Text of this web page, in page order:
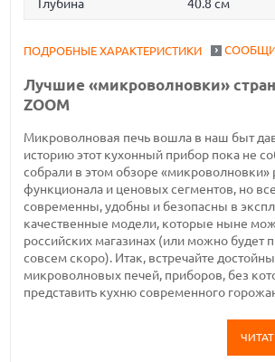
Глубина 40.8 см
ПОДРОБНЫЕ ХАРАКТЕРИСТИКИ
Лучшие «микроволновки»
ZOOM
Микроволновая печь вошла в наш быт
историю этот кухонный прибор пока не
собрали в этом обзоре «микроволновки»
функционала и ценовых сегментов, но
современны, удобны и безопасны в
качественные модели, которые ныне
российских магазинах (или можно будет
совсем скоро). Итак, встречайте
микроволновых печей, приборов, без
представить кухню современного